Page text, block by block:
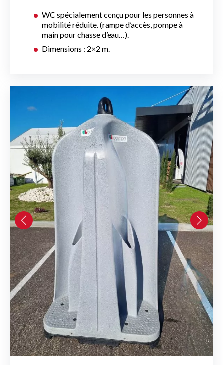
WC spécialement conçu pour les personnes à
mobilité réduite. (rampe d’accès, pompe à
main pour chasse d’eau…).
Dimensions : 2×2 m.